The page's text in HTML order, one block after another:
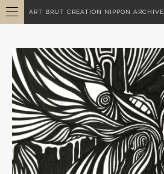
ART BRUT CREATION NIPPON ARCHIVE